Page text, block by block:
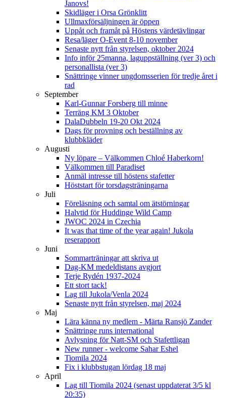
Janovs!
Skidläger i Orsa Grönklitt
Ullmaxförsäljningen är öppen
Uppåt och framåt på Höstens värdetävlingar
Resa/läger O-Event 8-10 november
Senaste nytt från styrelsen, oktober 2024
Info inför 25manna, laguppställning (ver 3) och
personallista (ver 3)
Snättringe vinner ungdomsserien för tredje året i
rad
September
Karl-Gunnar Forsberg till minne
Terräng KM 3 Oktober
DalaDubbeln 19-20 Okt 2024
Dags för provning och beställning av
klubbkläder
Augusti
Ny löpare – Välkommen Chloé Haberkorn!
Välkommen till Paradiset
Anmäl intresse till höstens stafetter
Höststart för torsdagsträningarna
Juli
Föreläsning och samtal om ätstörningar
Halvtid för Huddinge Wild Camp
JWOC 2024 in Czechia
It was that time of the year again! Jukola
reserapport
Juni
Sommarträningar att skriva ut
Dag-KM medeldistans avgjort
Terje Rydén 1937-2024
Ett stort tack!
Lag till Jukola/Venla 2024
Senaste nytt från styrelsen, maj 2024
Maj
Lära känna ny medlem - Märta Ransjö Zander
Snättringe runs international
Avlysning för Natt-SM och Stafettligan
New runner - welcome Sahar Eshel
Tiomila 2024
Fix i klubbstugan lördag 18 maj
April
Lag till Tiomila 2024 (senast uppdaterat 3/5 kl
20:35)